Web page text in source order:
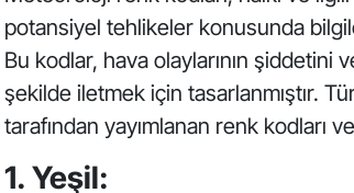
potansiyel tehlikeler konusunda
Bu kodlar, hava olaylarının şiddetini
şekilde iletmek için tasarlanmıştır.
tarafından yayımlanan renk kodları
1. Yeşil: